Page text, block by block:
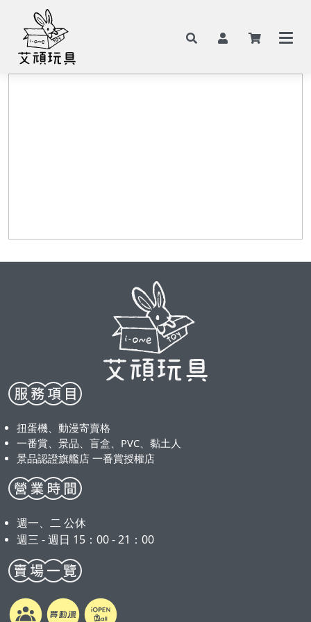
扭蛋機、動漫寄賣格
一番賞、景品、盲盒、PVC、黏土人
景品認證旗艦店 一番賞授權店
週一、二 公休
週三 - 週日 15：00 - 21：00